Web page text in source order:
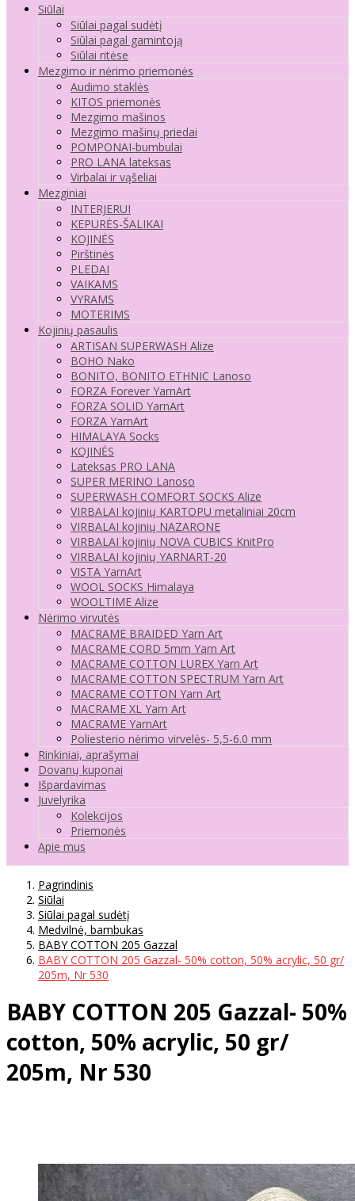
Siūlai
Siūlai pagal sudėtį
Siūlai pagal gamintoją
Siūlai ritėse
Mezgimo ir nėrimo priemonės
Audimo staklės
KITOS priemonės
Mezgimo mašinos
Mezgimo mašinų priedai
POMPONAI-bumbulai
PRO LANA lateksas
Virbalai ir vąšeliai
Mezginiai
INTERJERUI
KEPURĖS-ŠALIKAI
KOJINĖS
Pirštinės
PLEDAI
VAIKAMS
VYRAMS
MOTERIMS
Kojinių pasaulis
ARTISAN SUPERWASH Alize
BOHO Nako
BONITO, BONITO ETHNIC Lanoso
FORZA Forever YarnArt
FORZA SOLID YarnArt
FORZA YarnArt
HIMALAYA Socks
KOJINĖS
Lateksas PRO LANA
SUPER MERINO Lanoso
SUPERWASH COMFORT SOCKS Alize
VIRBALAI kojinių KARTOPU metaliniai 20cm
VIRBALAI kojinių NAZARONE
VIRBALAI kojinių NOVA CUBICS KnitPro
VIRBALAI kojinių YARNART-20
VISTA YarnArt
WOOL SOCKS Himalaya
WOOLTIME Alize
Nėrimo virvutės
MACRAME BRAIDED Yarn Art
MACRAME CORD 5mm Yarn Art
MACRAME COTTON LUREX Yarn Art
MACRAME COTTON SPECTRUM Yarn Art
MACRAME COTTON Yarn Art
MACRAME XL Yarn Art
MACRAME YarnArt
Poliesterio nėrimo virvelės- 5,5-6.0 mm
Rinkiniai, aprašymai
Dovanų kuponai
Išpardavimas
Juvelyrika
Kolekcijos
Priemonės
Apie mus
Pagrindinis
Siūlai
Siūlai pagal sudėtį
Medvilnė, bambukas
BABY COTTON 205 Gazzal
BABY COTTON 205 Gazzal- 50% cotton, 50% acrylic, 50 gr/
205m, Nr 530
BABY COTTON 205 Gazzal- 50%
cotton, 50% acrylic, 50 gr/
205m, Nr 530